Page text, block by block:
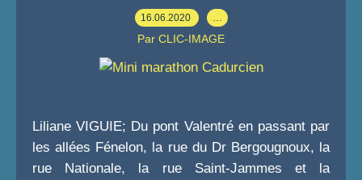
16.06.2020
Par CLIC-IMAGE
Liliane VIGUIE; Du pont Valentré en passant par
les allées Fénelon, la rue du Dr Bergougnoux, la
rue Nationale, la rue Saint-Jammes et la